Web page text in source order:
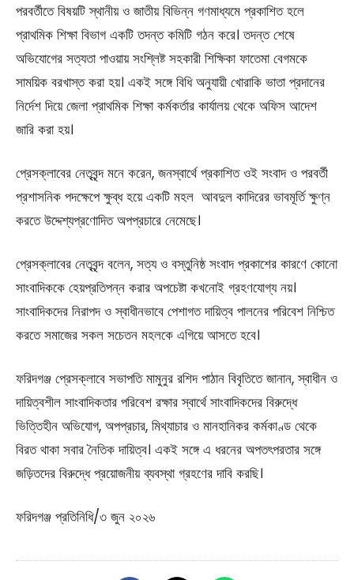
পরবর্তীতে বিষয়টি স্থানীয় ও জাতীয় বিভিন্ন গণমাধ্যমে প্রকাশিত হলে
প্রাথমিক শিক্ষা বিভাগ একটি তদন্ত কমিটি গঠন করে। তদন্ত শেষে
অভিযোগের সত্যতা পাওয়ায় সংশ্লিষ্ট সহকারী শিক্ষিকা ফাতেমা বেগমকে
সাময়িক বরখাস্ত করা হয়। একই সঙ্গে বিধি অনুযায়ী খোরাকি ভাতা প্রদানের
নির্দেশ দিয়ে জেলা প্রাথমিক শিক্ষা কর্মকর্তার কার্যালয় থেকে অফিস আদেশ
জারি করা হয়।
প্রেসক্লাবের নেতৃবৃন্দ মনে করেন, জনস্বার্থে প্রকাশিত ওই সংবাদ ও পরবর্তী
প্রশাসনিক পদক্ষেপে ক্ষুব্ধ হয়ে একটি মহল আবদুল কাদিরের ভাবমূর্তি ক্ষুণ্ন
করতে উদ্দেশ্যপ্রণোদিত অপপ্রচারে নেমেছে।
প্রেসক্লাবের নেতৃবৃন্দ বলেন, সত্য ও বস্তুনিষ্ঠ সংবাদ প্রকাশের কারণে কোনো
সাংবাদিককে হেয়প্রতিপন্ন করার অপচেষ্টা কখনোই গ্রহণযোগ্য নয়।
সাংবাদিকদের নিরাপদ ও স্বাধীনভাবে পেশাগত দায়িত্ব পালনের পরিবেশ নিশ্চিত
করতে সমাজের সকল সচেতন মহলকে এগিয়ে আসতে হবে।
ফরিদগঞ্জ প্রেসক্লাবে সভাপতি মামুনুর রশিদ পাঠান বিবৃতিতে জানান, স্বাধীন ও
দায়িত্বশীল সাংবাদিকতার পরিবেশ রক্ষার স্বার্থে সাংবাদিকদের বিরুদ্ধে
ভিত্তিহীন অভিযোগ, অপপ্রচার, মিথ্যাচার ও মানহানিকর কর্মকাণ্ড থেকে
বিরত থাকা সবার নৈতিক দায়িত্ব। একই সঙ্গে এ ধরনের অপতৎপরতার সঙ্গে
জড়িতদের বিরুদ্ধে প্রয়োজনীয় ব্যবস্থা গ্রহণের দাবি করছি।
ফরিদগঞ্জ প্রতিনিধি/৩ জুন ২০২৬